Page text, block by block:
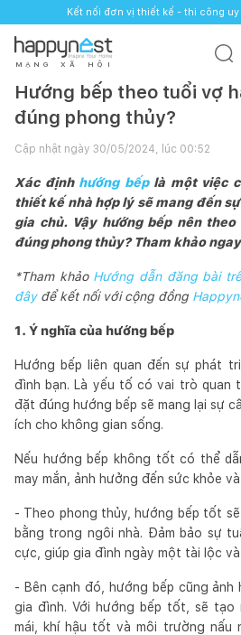
Kết nối đơn vị thiết kế - thi công uy
M Ạ N G X Ã H Ộ I
Hướng bếp theo tuổi vợ
đúng phong thủy?
Cập nhật ngày 30/05/2024, lúc 00:52
Xác định hướng bếplà một việc
thiết kế nhà hợp lý sẽ mang đến
gia chủ. Vậy hướng bếp nên
đúng phong thủy? Tham khảo
*Tham khảo Hướng dẫn đăng bài
đâyđể kết nối với cộng đồng
1. Ý nghĩa của hướng bếp
Hướng bếp liên quan đến sự phát
đình bạn. Là yếu tố có vai trò quan
đặt đúng hướng bếp sẽ mang lại sự
ích cho không gian sống.
Nếu hướng bếp không tốt có thể
may mắn, ảnh hưởng đến sức khỏe
- Theo phong thủy, hướng bếp tốt
bằng trong ngôi nhà. Đảm bảo sự
cực, giúp gia đình ngày một tài lộc và
- Bên cạnh đó, hướng bếp cũng ảnh
gia đình. Với hướng bếp tốt, sẽ tạo
mái, khí hậu tốt và môi trường nấu